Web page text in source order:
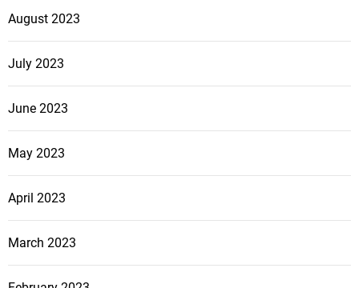
August 2023
July 2023
June 2023
May 2023
April 2023
March 2023